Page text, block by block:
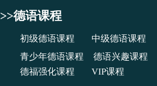
>>德语课程
初级德语课程
中级德语课程
青少年德语课程
德语兴趣课程
德福强化课程
VIP课程